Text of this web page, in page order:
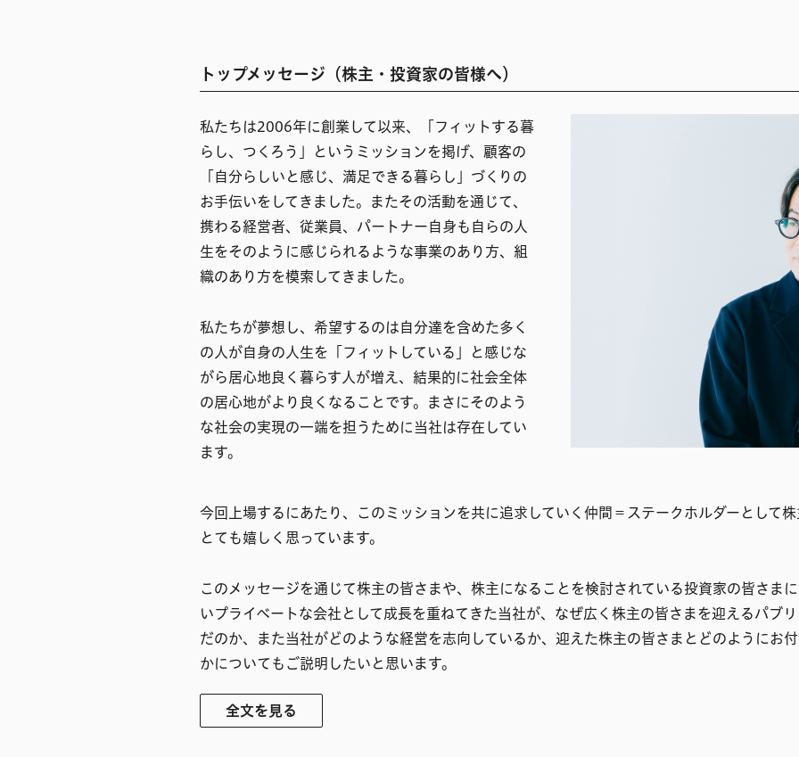
トップメッセージ（株主・投資家の皆様へ）
私たちは2006年に創業して以来、「フィットする暮
らし、つくろう」というミッションを掲げ、顧客の
「自分らしいと感じ、満足できる暮らし」づくりの
お手伝いをしてきました。またその活動を通じて、
携わる経営者、従業員、パートナー自身も自らの人
生をそのように感じられるような事業のあり方、組
織のあり方を模索してきました。
私たちが夢想し、希望するのは自分達を含めた多く
の人が自身の人生を「フィットしている」と感じな
がら居心地良く暮らす人が増え、結果的に社会全体
の居心地がより良くなることです。まさにそのよう
な社会の実現の一端を担うために当社は存在してい
ます。
今回上場するにあたり、このミッションを共に追求していく仲間＝ステークホルダーとして
とても嬉しく思っています。
このメッセージを通じて株主の皆さまや、株主になることを検討されている投資家の皆さま
いプライベートな会社として成長を重ねてきた当社が、なぜ広く株主の皆さまを迎えるパブ
だのか、また当社がどのような経営を志向しているか、迎えた株主の皆さまとどのようにお
かについてもご説明したいと思います。
全文を見る